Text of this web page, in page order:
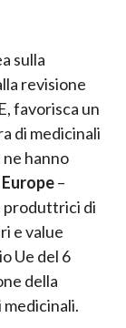
sulla
revisione
favorisca un
di medicinali
hanno
–
produttrici di
e value
Ue del 6
della
medicinali.